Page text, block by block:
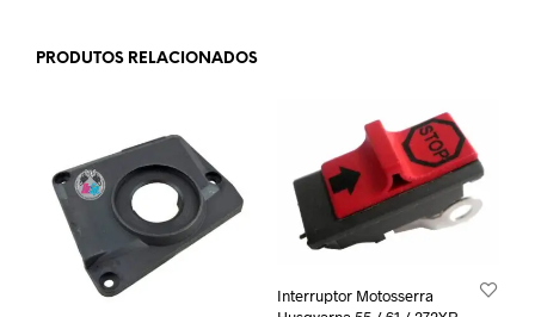
PRODUTOS RELACIONADOS
Interruptor Motosserra